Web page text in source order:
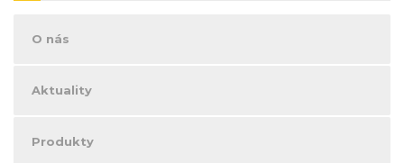
O nás
Aktuality
Produkty